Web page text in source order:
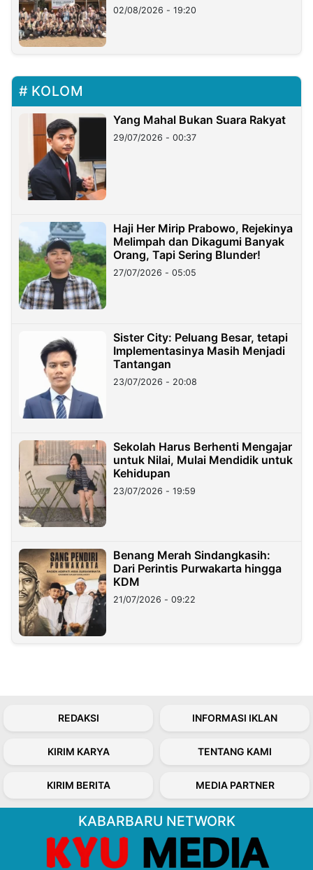
02/08/2026 - 19:20
KOLOM
Yang Mahal Bukan Suara Rakyat
29/07/2026 - 00:37
Haji Her Mirip Prabowo, Rejekinya
Melimpah dan Dikagumi Banyak
Orang, Tapi Sering Blunder!
27/07/2026 - 05:05
Sister City: Peluang Besar, tetapi
Implementasinya Masih Menjadi
Tantangan
23/07/2026 - 20:08
Sekolah Harus Berhenti Mengajar
untuk Nilai, Mulai Mendidik untuk
Kehidupan
23/07/2026 - 19:59
Benang Merah Sindangkasih:
Dari Perintis Purwakarta hingga
KDM
21/07/2026 - 09:22
REDAKSI INFORMASI IKLAN
KIRIM KARYA TENTANG KAMI
KIRIM BERITA MEDIA PARTNER
KABARBARU NETWORK